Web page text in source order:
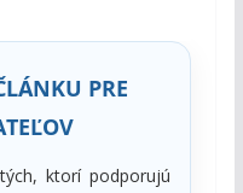
PRE
ktorí podporujú